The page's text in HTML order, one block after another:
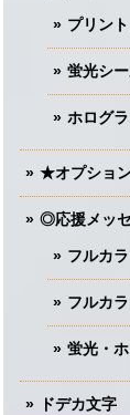
プリン
蛍光シ
ホログ
★オプショ
◎応援メッ
フルカ
フルカ
蛍光・
ドデカ文字